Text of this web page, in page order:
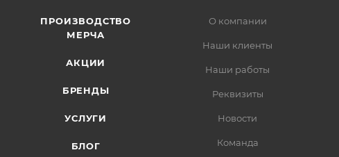
ПРОИЗВОДСТВО
МЕРЧА
АКЦИИ
БРЕНДЫ
УСЛУГИ
БЛОГ
О компании
Наши клиенты
Наши работы
Реквизиты
Новости
Команда